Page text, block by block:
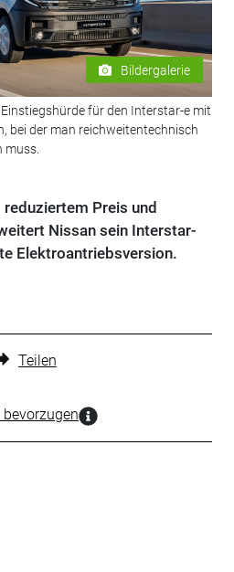
Bildergalerie
für den Interstar-e mit
bei der man reichweitentechnisch
muss.
Preis und
Nissan sein Interstar-
Elektroantriebsversion.
Teilen